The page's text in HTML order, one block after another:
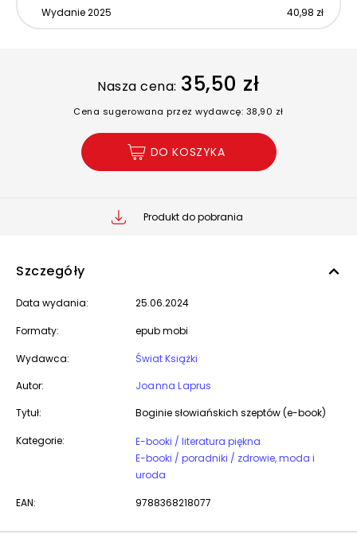
Wydanie 2025
40,98 zł
Nasza cena: 35,50 zł
Cena sugerowana przez wydawcę: 38,90 zł
DO KOSZYKA
Produkt do pobrania
Szczegóły
Data wydania: 25.06.2024
Formaty: epub mobi
Wydawca:
Świat Książki
Autor:
Joanna Laprus
Tytuł:
Boginie słowiańskich szeptów (e-book)
Kategorie:
E-booki / literatura piękna
E-booki / poradniki / zdrowie, moda i
uroda
EAN: 9788368218077